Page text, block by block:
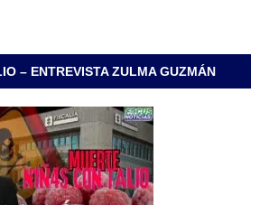
– ENTREVISTA ZULMA GUZMÁN